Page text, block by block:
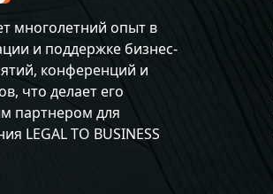
многолетний опыт в
и поддержке бизнес-
конференций и
что делает его
партнером для
LEGAL TO BUSINESS